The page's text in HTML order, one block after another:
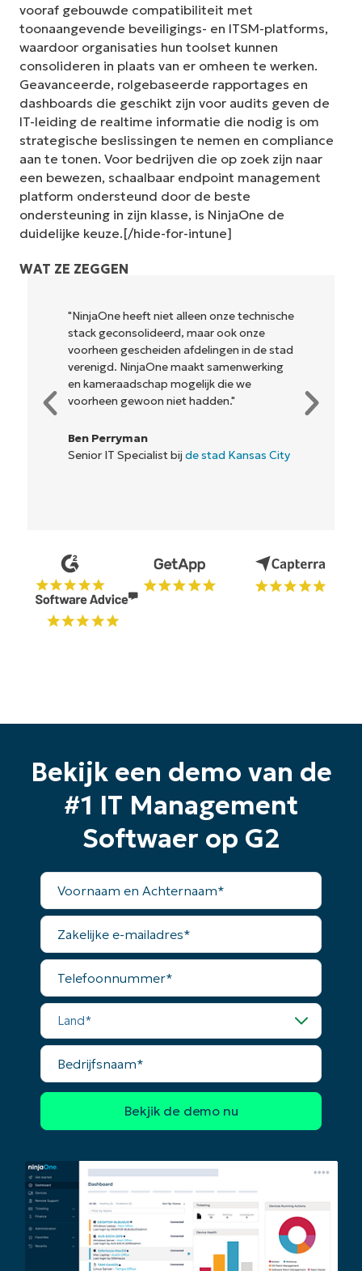
vooraf gebouwde compatibiliteit met
toonaangevende beveiligings- en ITSM-platforms,
waardoor organisaties hun toolset kunnen
consolideren in plaats van er omheen te werken.
Geavanceerde, rolgebaseerde rapportages en
dashboards die geschikt zijn voor audits geven de
IT-leiding de realtime informatie die nodig is om
strategische beslissingen te nemen en compliance
aan te tonen. Voor bedrijven die op zoek zijn naar
een bewezen, schaalbaar endpoint management
platform ondersteund door de beste
ondersteuning in zijn klasse, is NinjaOne de
duidelijke keuze.[/hide-for-intune]
WAT ZE ZEGGEN
"NinjaOne heeft niet alleen onze technische
stack geconsolideerd, maar ook onze
voorheen gescheiden afdelingen in de stad
verenigd. NinjaOne maakt samenwerking
en kameraadschap mogelijk die we
voorheen gewoon niet hadden."
Ben Perryman
Senior IT Specialist bij de stad Kansas City
Bekijk een demo van de
#1 IT Management
Softwaer op G2
Voornaam
Achternaam*
Zakelijke
mailadres*
Telefoonnummer*
Land*
Bedrijfsnaam*